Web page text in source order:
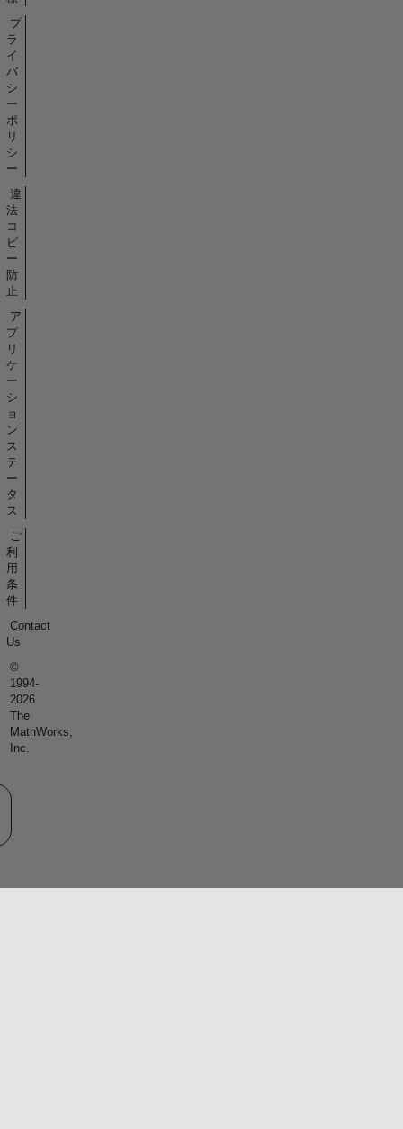
プ
ラ
イ
バ
シ
ー
ポ
リ
シ
ー
違
法
コ
ピ
ー
防
止
ア
プ
リ
ケ
ー
シ
ョ
ン
ス
テ
ー
タ
ス
ご
利
用
条
件
Contact
Us
©
1994-
2026
The
MathWorks,
Inc.
サイトの選択